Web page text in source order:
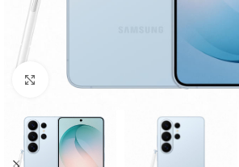
Click to enlarge